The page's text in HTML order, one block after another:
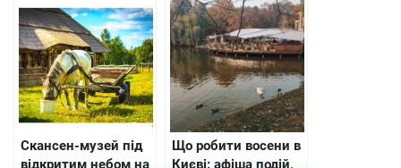
Скансен-музей під
відкритим небом на
Що робити восени в
Києві: афіша подій,